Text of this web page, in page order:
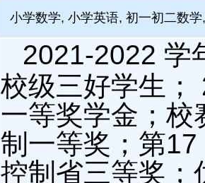
小学数学, 小学英语, 初一初二数
2021-2022 学
校级三好学生；
一等奖学金；校
制一等奖；第
控制省三等奖；